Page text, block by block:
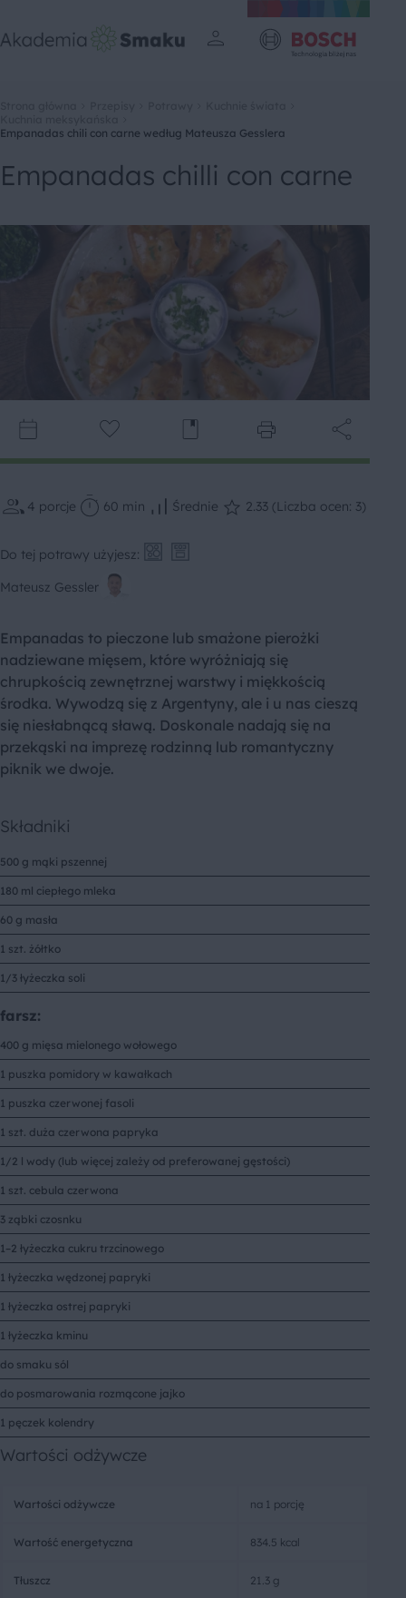
Empanadas chili con carne według Mateusza Gesslera
Empanadas chilli con carne
4 porcje 60 min Średnie 2.33 (Liczba ocen: 3)
Do tej potrawy użyjesz:
Mateusz Gessler
Empanadas to pieczone lub smażone pierożki
nadziewane mięsem, które wyróżniają się
chrupkością zewnętrznej warstwy i miękkością
środka. Wywodzą się z Argentyny, ale i u nas cieszą
się niesłabnącą sławą. Doskonale nadają się na
przekąski na imprezę rodzinną lub romantyczny
piknik we dwoje.
Składniki
500 g mąki pszennej
180 ml ciepłego mleka
60 g masła
1 szt. żółtko
1/3 łyżeczka soli
farsz:
400 g mięsa mielonego wołowego
1 puszka pomidory w kawałkach
1 puszka czerwonej fasoli
1 szt. duża czerwona papryka
1/2 l wody (lub więcej zależy od preferowanej gęstości)
1 szt. cebula czerwona
3 ząbki czosnku
1–2 łyżeczka cukru trzcinowego
1 łyżeczka wędzonej papryki
1 łyżeczka ostrej papryki
1 łyżeczka kminu
do smaku sól
do posmarowania rozmącone jajko
1 pęczek kolendry
Wartości odżywcze
Wartości odżywcze na 1 porcję
Wartość energetyczna 834.5 kcal
Tłuszcz 21.3 g